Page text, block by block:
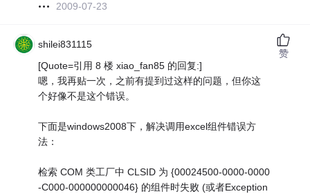
2009-07-23
shilei831115
[Quote=引用 8 楼 xiao_fan85 的回复:]
嗯，我再贴一次，之前有提到过这样的问题，但你这
个好像不是这个错误。
下面是windows2008下，解决调用excel组件错误方
法：
检索 COM 类工厂中 CLSID 为 {00024500-0000-0000
-C000-000000000046} 的组件时失败 (或者Exception
赞